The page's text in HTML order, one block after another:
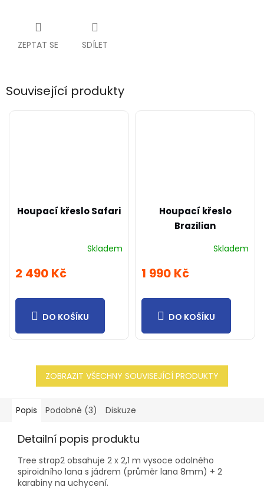
ZEPTAT SE SDÍLET
Související produkty
Houpací křeslo Safari
Skladem
2 490 Kč
DO KOŠÍKU
Houpací křeslo
Brazilian
Skladem
1 990 Kč
DO KOŠÍKU
ZOBRAZIT VŠECHNY SOUVISEJÍCÍ PRODUKTY
Popis Podobné (3) Diskuze
Detailní popis produktu
Tree strap2 obsahuje 2 x 2,1 m vysoce odolného
spiroidního lana s jádrem (průměr lana 8mm) + 2
karabiny na uchycení.